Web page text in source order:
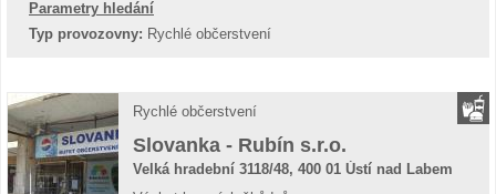
Parametry hledání
Typ provozovny: Rychlé občerstvení
Rychlé občerstvení
Slovanka - Rubín s.r.o.
Velká hradební 3118/48, 400 01 Ústí nad Labem